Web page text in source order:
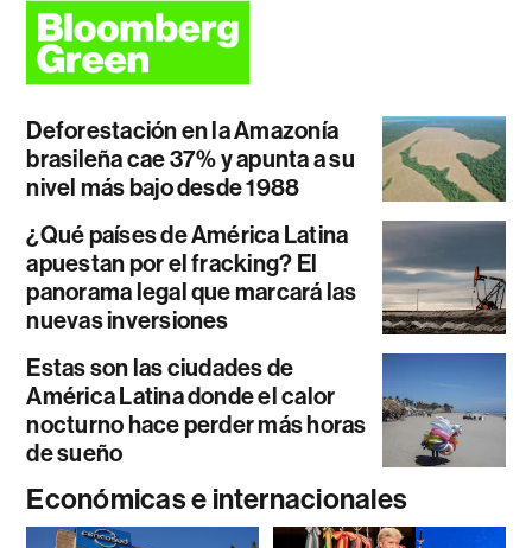
Deforestación en la Amazonía
brasileña cae 37% y apunta a su
nivel más bajo desde 1988
¿Qué países de América Latina
apuestan por el fracking? El
panorama legal que marcará las
nuevas inversiones
Estas son las ciudades de
América Latina donde el calor
nocturno hace perder más horas
de sueño
Económicas e internacionales